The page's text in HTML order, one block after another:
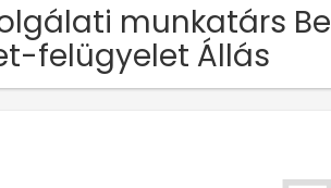
munkatárs
felügyelet Állás